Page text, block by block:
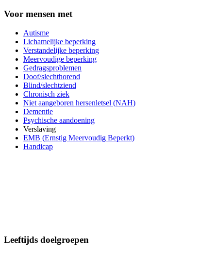
Voor mensen met
Autisme
Lichamelijke beperking
Verstandelijke beperking
Meervoudige beperking
Gedragsproblemen
Doof/slechthorend
Blind/slechtziend
Chronisch ziek
Niet aangeboren hersenletsel (NAH)
Dementie
Psychische aandoening
Verslaving
EMB (Ernstig Meervoudig Beperkt)
Handicap
Leeftijds doelgroepen